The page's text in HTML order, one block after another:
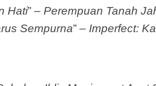
Hati” – Perempuan Tanah
Sempurna” – Imperfect: